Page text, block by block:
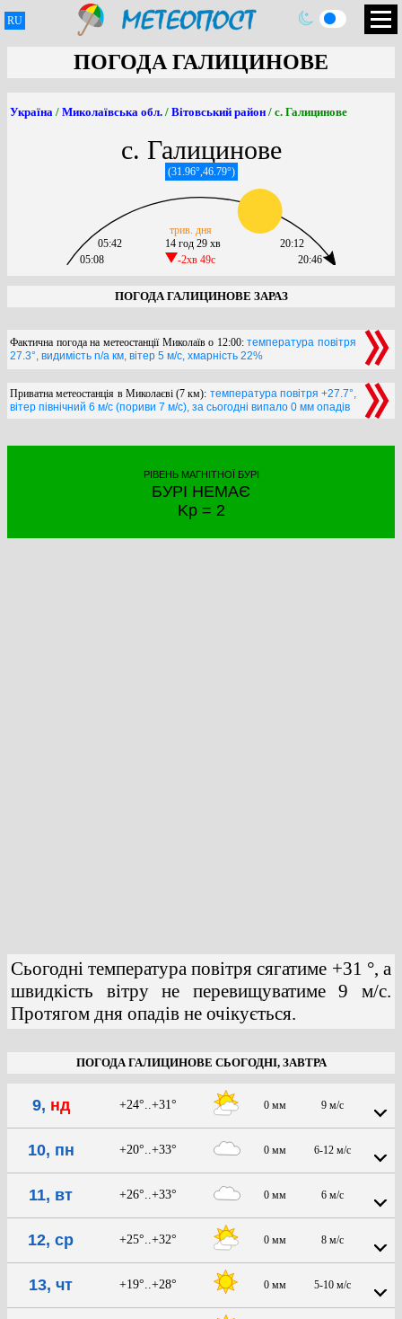
RU
ПОГОДА ГАЛИЦИНОВЕ
Україна / Миколаївська обл. / Вітовський район / с. Галицинове
с. Галицинове
(31.96°,46.79°)
05:08
05:42
14 год 29 хв
-2хв 49c
трив. дня
20:46
20:12
ПОГОДА ГАЛИЦИНОВЕ ЗАРАЗ
Фактична погода на метеостанції Миколаїв о 12:00:температура повітря
27.3°, видимість n/a км, вітер 5 м/с, хмарність 22%
Приватна метеостанція в Миколаєві (7 км): температура повітря +27.7°,
вітер північний 6 м/с (пориви 7 м/с), за сьогодні випало 0 мм опадів
РІВЕНЬ МАГНІТНОЇ БУРІ
БУРІ НЕМАЄ
Kp = 2
Сьогодні температура повітря сягатиме +31 °, а
швидкість вітру не перевищуватиме 9 м/с.
Протягом дня опадів не очікується.
ПОГОДА ГАЛИЦИНОВЕ СЬОГОДНІ, ЗАВТРА
9, нд +24°..+31° 0 мм 9 м/с
10, пн +20°..+33° 0 мм 6-12 м/с
11, вт +26°..+33° 0 мм 6 м/с
12, ср +25°..+32° 0 мм 8 м/с
13, чт +19°..+28° 0 мм 5-10 м/с